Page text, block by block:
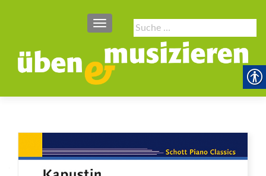
Suche
nach:
SCHALTE NAVIGATION